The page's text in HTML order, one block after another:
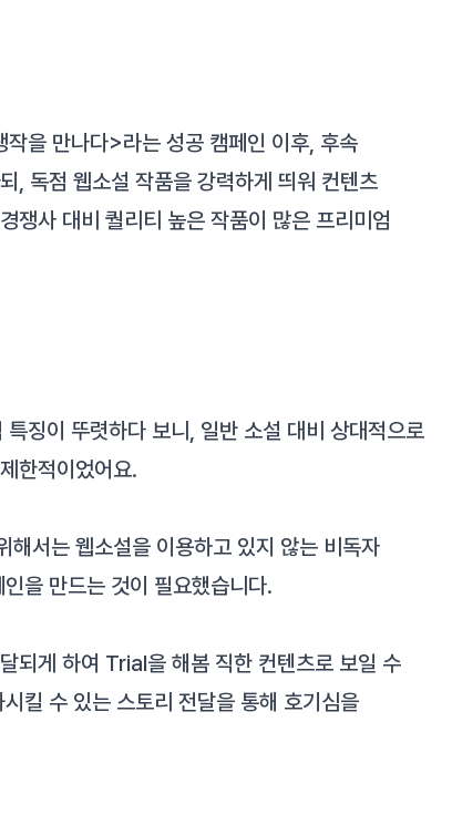
을 만나다>라는 성공 캠페인 이후, 후속
, 독점 웹소설 작품을 강력하게 띄워 컨텐츠
쟁사 대비 퀄리티 높은 작품이 많은 프리미엄
징이 뚜렷하다 보니, 일반 소설 대비 상대적으로
한적이었어요.
해서는 웹소설을 이용하고 있지 않는 비독자
을 만드는 것이 필요했습니다.
되게 하여 Trial을 해봄 직한 컨텐츠로 보일 수
킬 수 있는 스토리 전달을 통해 호기심을